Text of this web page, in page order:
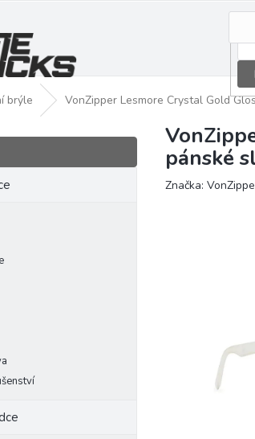
brýle VonZipper Lesmore Crystal Gold
pánské
Značka: